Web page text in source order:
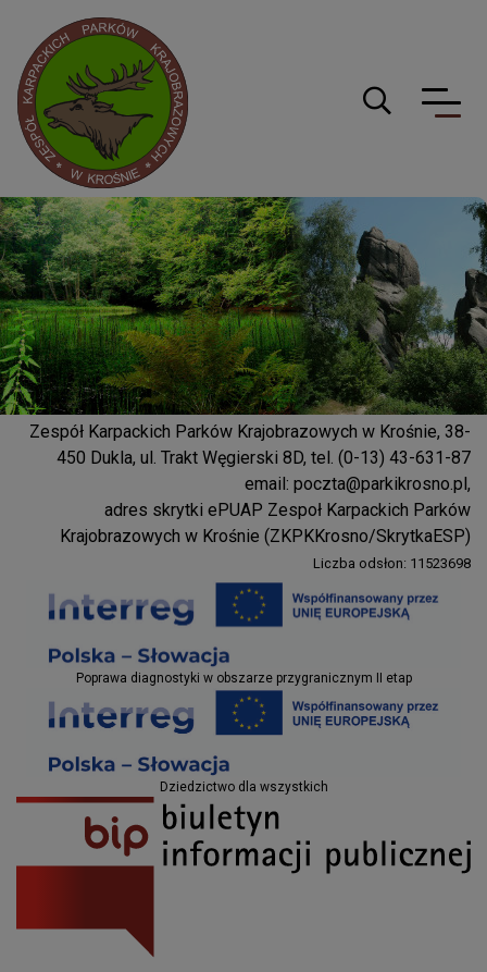
Projekty EU
Poprawa diagnostyki w obszarze przygranicznym II etap
Projekty EU
Dziedzictwo dla wszystkich
Zespół Karpackich Parków Krajobrazowych w Krośnie, 38-
450 Dukla, ul. Trakt Węgierski 8D, tel. (0-13) 43-631-87
email: poczta@parkikrosno.pl,
adres skrytki ePUAP Zespoł Karpackich Parków
Krajobrazowych w Krośnie (ZKPKKrosno/SkrytkaESP)
Liczba odsłon: 11523698
Parki Krosno
Logo serwisu